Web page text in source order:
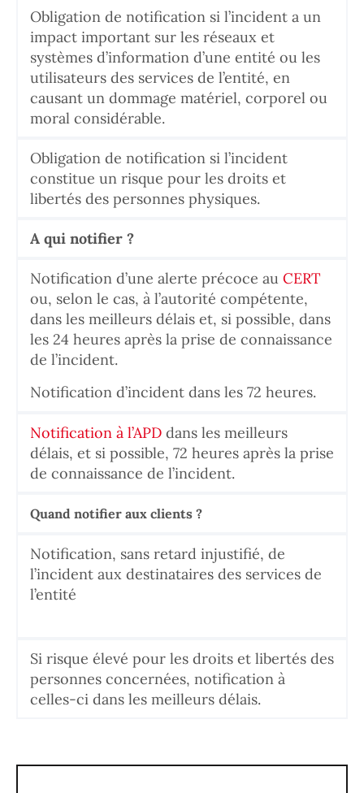
Obligation de notification si l’incident a un
impact important sur les réseaux et
systèmes d’information d’une entité ou les
utilisateurs des services de l’entité, en
causant un dommage matériel, corporel ou
moral considérable.
Obligation de notification si l’incident
constitue un risque pour les droits et
libertés des personnes physiques.
A qui notifier ?
Notification d’une alerte précoce au CERT
ou, selon le cas, à l’autorité compétente,
dans les meilleurs délais et, si possible, dans
les 24 heures après la prise de connaissance
de l’incident.
Notification d’incident dans les 72 heures.
Notification à l’APD dans les meilleurs
délais, et si possible, 72 heures après la prise
de connaissance de l’incident.
Quand notifier aux clients ?
Notification, sans retard injustifié, de
l’incident aux destinataires des services de
l’entité
Si risque élevé pour les droits et libertés des
personnes concernées, notification à
celles-ci dans les meilleurs délais.